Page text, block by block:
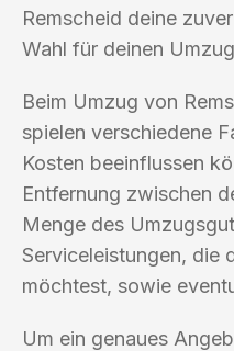
Remscheid deine
Wahl für deinen
Beim Umzug von
spielen verschiedene
Kosten beeinflussen
Entfernung zwischen
Menge des
Serviceleistungen, die
möchtest, sowie
Um ein genaues